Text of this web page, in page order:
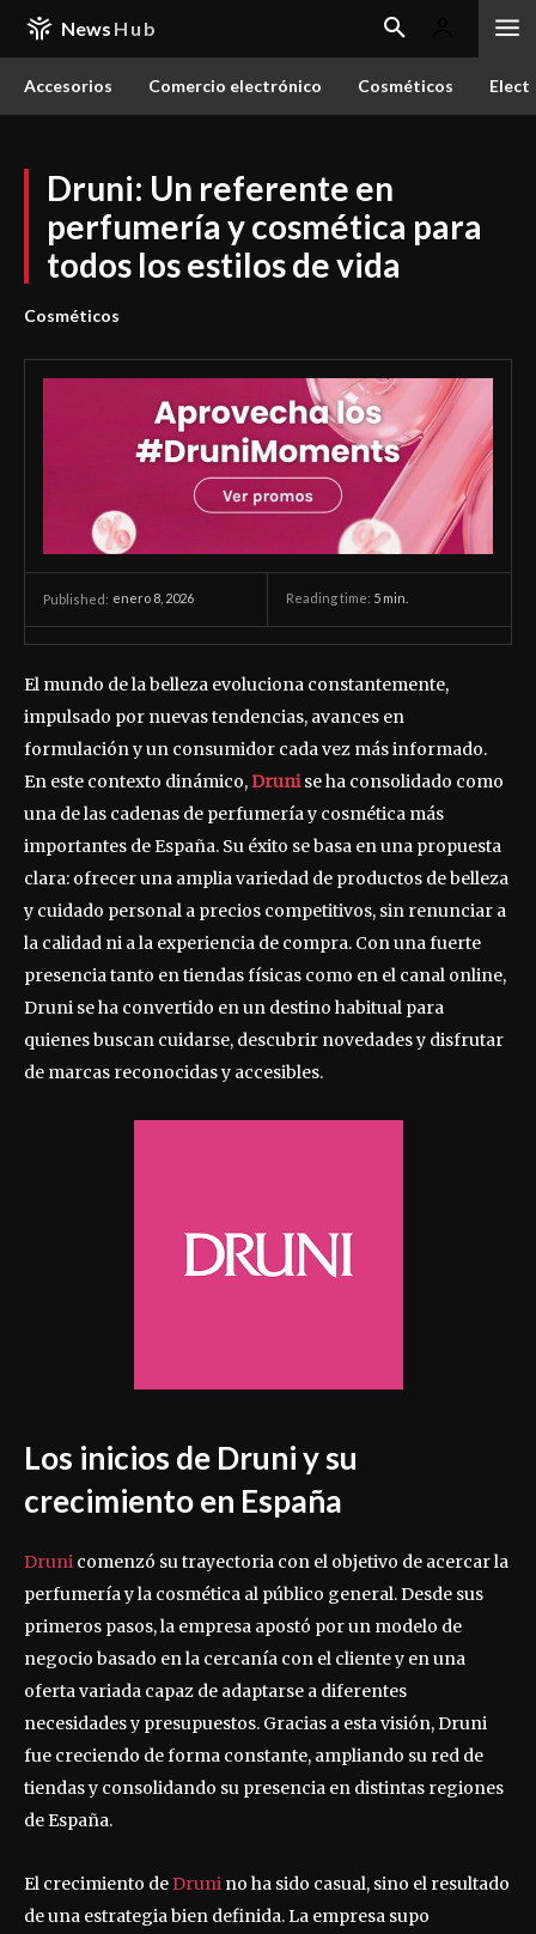
News Hub
Accesorios Comercio electrónico Cosméticos
Druni: Un referente en
perfumería y cosmética para
todos los estilos de vida
Cosméticos
Published: enero 8, 2026 Reading time: 5 min.
El mundo de la belleza evoluciona constantemente,
impulsado por nuevas tendencias, avances en
formulación y un consumidor cada vez más informado.
En este contexto dinámico,Druni se ha consolidado como
una de las cadenas de perfumería y cosmética más
importantes de España. Su éxito se basa en una propuesta
clara: ofrecer una amplia variedad de productos de belleza
y cuidado personal a precios competitivos, sin renunciar a
la calidad ni a la experiencia de compra. Con una fuerte
presencia tanto en tiendas físicas como en el canal online,
Druni se ha convertido en un destino habitual para
quienes buscan cuidarse, descubrir novedades y disfrutar
de marcas reconocidas y accesibles.
Los inicios de Druni y su
crecimiento en España
Druni comenzó su trayectoria con el objetivo de acercar la
perfumería y la cosmética al público general. Desde sus
primeros pasos, la empresa apostó por un modelo de
negocio basado en la cercanía con el cliente y en una
oferta variada capaz de adaptarse a diferentes
necesidades y presupuestos. Gracias a esta visión, Druni
fue creciendo de forma constante, ampliando su red de
tiendas y consolidando su presencia en distintas regiones
de España.
El crecimiento deDruni no ha sido casual, sino el resultado
de una estrategia bien definida. La empresa supo